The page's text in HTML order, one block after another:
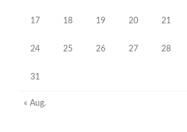
17 18 19 20 21
24 25 26 27 28
31
« Aug.